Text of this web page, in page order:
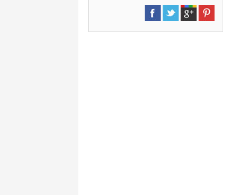
Queensland
شارع كوين بريسبان
(12.3 km)